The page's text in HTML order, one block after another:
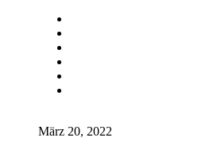
März 20, 2022